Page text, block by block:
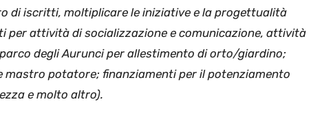
di iscritti, moltiplicare le iniziative e la progettualità
per attività di socializzazione e comunicazione, attività
degli Aurunci per allestimento di orto/giardino;
potatore; finanziamenti per il potenziamento
e molto altro).